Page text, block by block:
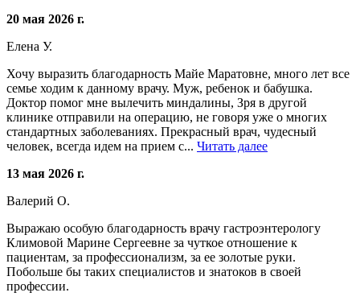
20 мая 2026 г.
Елена У.
Хочу выразить благодарность Майе Маратовне, много лет все
семье ходим к данному врачу. Муж, ребенок и бабушка.
Доктор помог мне вылечить миндалины, Зря в другой
клинике отправили на операцию, не говоря уже о многих
стандартных заболеваниях. Прекрасный врач, чудесный
человек, всегда идем на прием с... Читать далее
13 мая 2026 г.
Валерий О.
Выражаю особую благодарность врачу гастроэнтерологу
Климовой Марине Сергеевне за чуткое отношение к
пациентам, за профессионализм, за ее золотые руки.
Побольше бы таких специалистов и знатоков в своей
профессии.